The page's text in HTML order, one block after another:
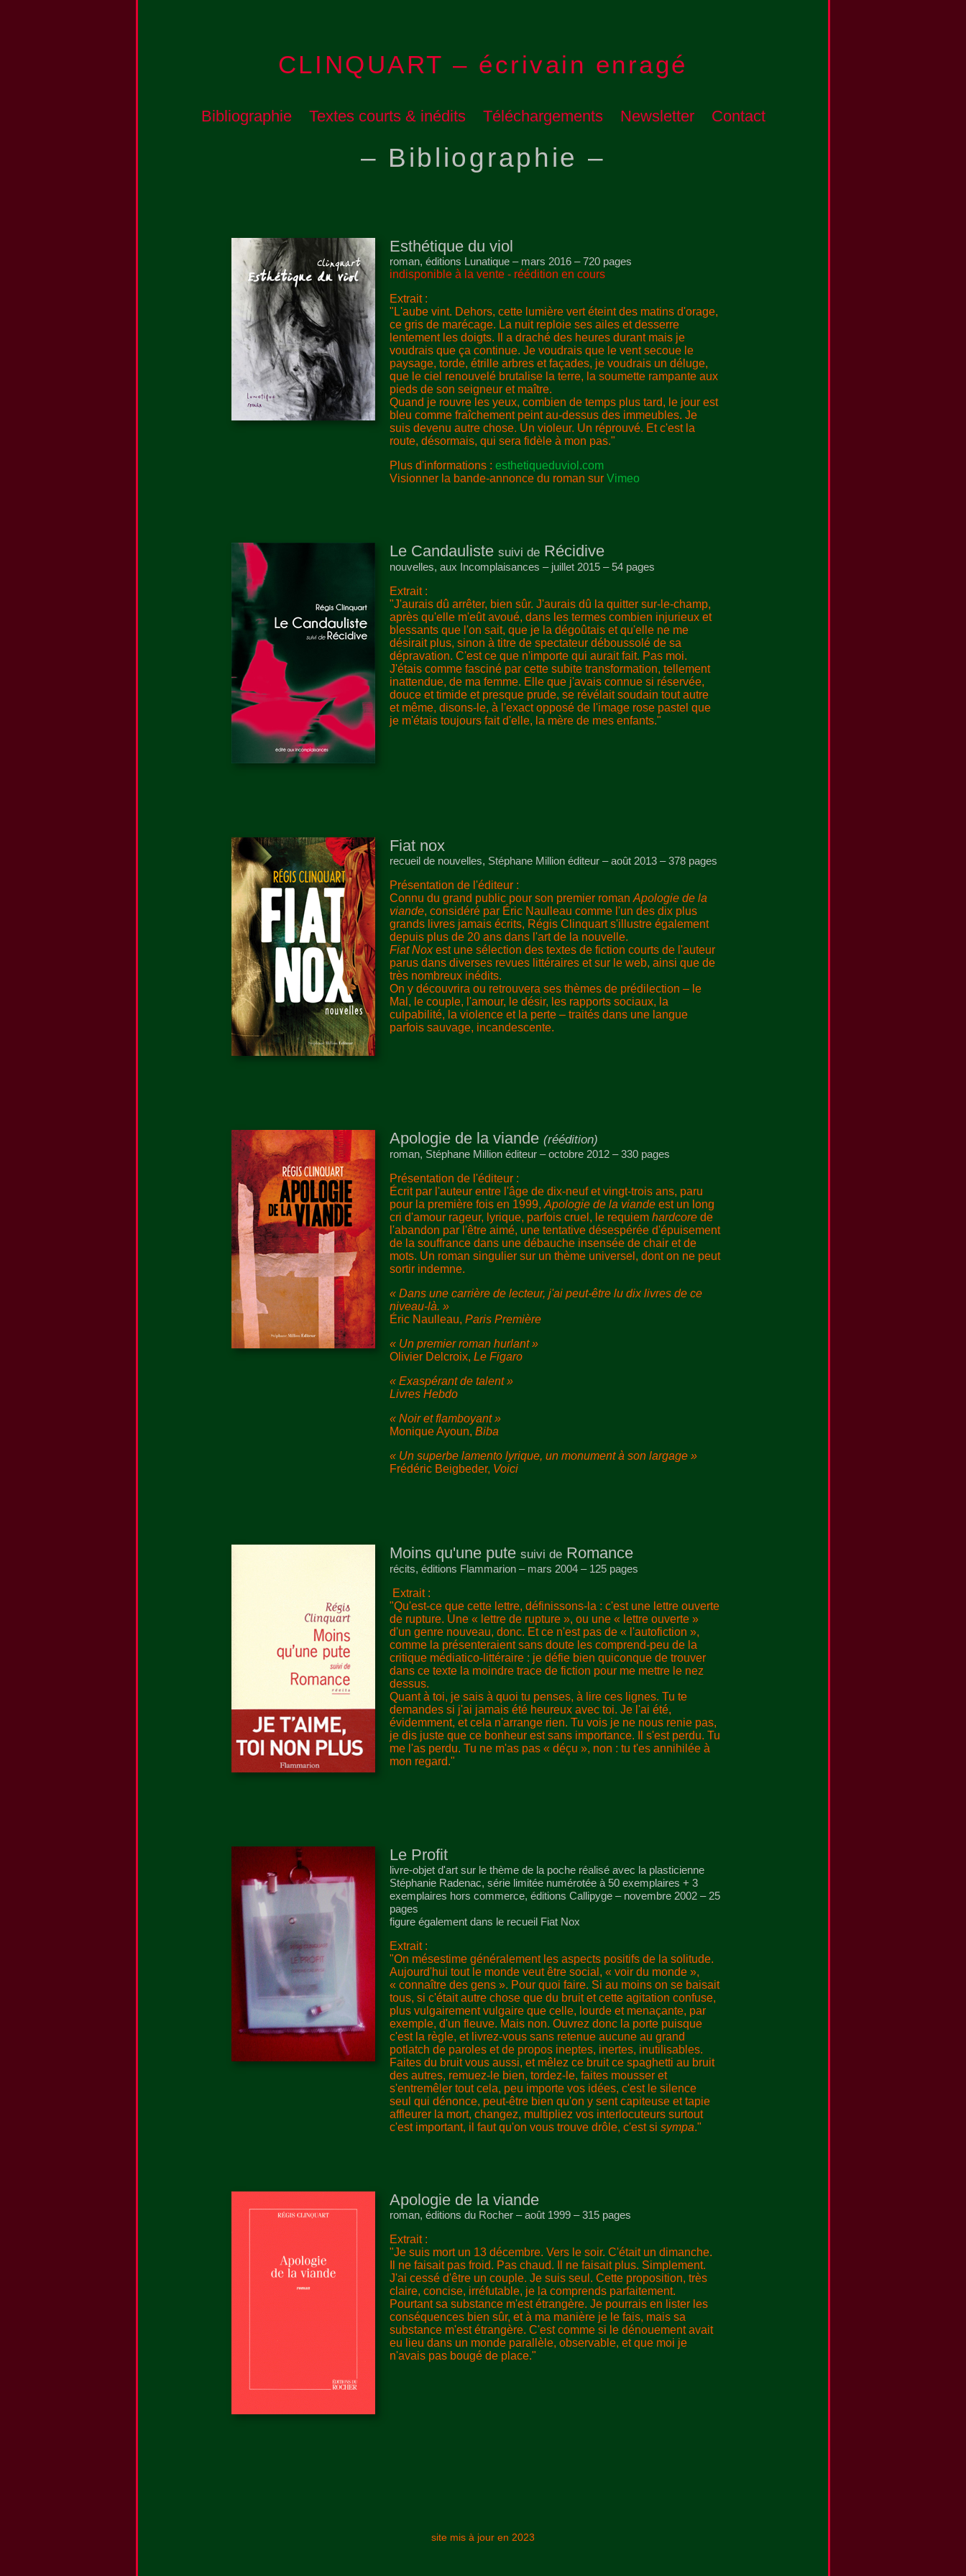
CLINQUART – écrivain enragé
Bibliographie Textes courts & inédits Téléchargements Newsletter Contact
– Bibliographie –
Esthétique du viol
roman, éditions Lunatique – mars 2016 – 720 pages
indisponible à la vente - réédition en cours
Extrait :
"L'aube vint. Dehors, cette lumière vert éteint des matins d'orage,
ce gris de marécage. La nuit reploie ses ailes et desserre
lentement les doigts. Il a draché des heures durant mais je
voudrais que ça continue. Je voudrais que le vent secoue le
paysage, torde, étrille arbres et façades, je voudrais un déluge,
que le ciel renouvelé brutalise la terre, la soumette rampante aux
pieds de son seigneur et maître.
Quand je rouvre les yeux, combien de temps plus tard, le jour est
bleu comme fraîchement peint au-dessus des immeubles. Je
suis devenu autre chose. Un violeur. Un réprouvé. Et c'est la
route, désormais, qui sera fidèle à mon pas."
Plus d'informations : esthetiqueduviol.com
Visionner la bande-annonce du roman sur Vimeo
Le Candauliste suivi de Récidive
nouvelles, aux Incomplaisances – juillet 2015 – 54 pages
Extrait :
"J'aurais dû arrêter, bien sûr. J'aurais dû la quitter sur-le-champ,
après qu'elle m'eût avoué, dans les termes combien injurieux et
blessants que l'on sait, que je la dégoûtais et qu'elle ne me
désirait plus, sinon à titre de spectateur déboussolé de sa
dépravation. C'est ce que n'importe qui aurait fait. Pas moi.
J'étais comme fasciné par cette subite transformation, tellement
inattendue, de ma femme. Elle que j'avais connue si réservée,
douce et timide et presque prude, se révélait soudain tout autre
et même, disons-le, à l'exact opposé de l'image rose pastel que
je m'étais toujours fait d'elle, la mère de mes enfants."
Fiat nox
recueil de nouvelles, Stéphane Million éditeur – août 2013 – 378 pages
Présentation de l'éditeur :
Connu du grand public pour son premier roman Apologie de la
viande, considéré par Éric Naulleau comme l'un des dix plus
grands livres jamais écrits, Régis Clinquart s'illustre également
depuis plus de 20 ans dans l'art de la nouvelle.
Fiat Noxest une sélection des textes de fiction courts de l'auteur
parus dans diverses revues littéraires et sur le web, ainsi que de
très nombreux inédits.
On y découvrira ou retrouvera ses thèmes de prédilection – le
Mal, le couple, l'amour, le désir, les rapports sociaux, la
culpabilité, la violence et la perte – traités dans une langue
parfois sauvage, incandescente.
Apologie de la viande (réédition)
roman, Stéphane Million éditeur – octobre 2012 – 330 pages
Présentation de l'éditeur :
Écrit par l'auteur entre l'âge de dix-neuf et vingt-trois ans, paru
pour la première fois en 1999, Apologie de la viande est un long
cri d'amour rageur, lyrique, parfois cruel, le requiem hardcore de
l'abandon par l'être aimé, une tentative désespérée d'épuisement
de la souffrance dans une débauche insensée de chair et de
mots. Un roman singulier sur un thème universel, dont on ne peut
sortir indemne.
« Dans une carrière de lecteur, j'ai peut-être lu dix livres de ce
niveau-là. »
Éric Naulleau, Paris Première
« Un premier roman hurlant »
Olivier Delcroix, Le Figaro
« Exaspérant de talent »
Livres Hebdo
« Noir et flamboyant »
Monique Ayoun, Biba
« Un superbe lamento lyrique, un monument à son largage »
Frédéric Beigbeder, Voici
Moins qu'une pute suivi de Romance
récits, éditions Flammarion – mars 2004 – 125 pages
Extrait :
"Qu'est-ce que cette lettre, définissons-la : c'est une lettre ouverte
de rupture. Une « lettre de rupture », ou une « lettre ouverte »
d'un genre nouveau, donc. Et ce n'est pas de « l'autofiction »,
comme la présenteraient sans doute les comprend-peu de la
critique médiatico-littéraire : je défie bien quiconque de trouver
dans ce texte la moindre trace de fiction pour me mettre le nez
dessus.
Quant à toi, je sais à quoi tu penses, à lire ces lignes. Tu te
demandes si j'ai jamais été heureux avec toi. Je l'ai été,
évidemment, et cela n'arrange rien. Tu vois je ne nous renie pas,
je dis juste que ce bonheur est sans importance. Il s'est perdu. Tu
me l'as perdu. Tu ne m'as pas « déçu », non : tu t'es annihilée à
mon regard."
Le Profit
livre-objet d'art sur le thème de la poche réalisé avec la plasticienne
Stéphanie Radenac, série limitée numérotée à 50 exemplaires + 3
exemplaires hors commerce, éditions Callipyge – novembre 2002 – 25
pages
figure également dans le recueil Fiat Nox
Extrait :
"On mésestime généralement les aspects positifs de la solitude.
Aujourd'hui tout le monde veut être social, « voir du monde »,
« connaître des gens ». Pour quoi faire. Si au moins on se baisait
tous, si c'était autre chose que du bruit et cette agitation confuse,
plus vulgairement vulgaire que celle, lourde et menaçante, par
exemple, d'un fleuve. Mais non. Ouvrez donc la porte puisque
c'est la règle, et livrez-vous sans retenue aucune au grand
potlatch de paroles et de propos ineptes, inertes, inutilisables.
Faites du bruit vous aussi, et mêlez ce bruit ce spaghetti au bruit
des autres, remuez-le bien, tordez-le, faites mousser et
s'entremêler tout cela, peu importe vos idées, c'est le silence
seul qui dénonce, peut-être bien qu'on y sent capiteuse et tapie
affleurer la mort, changez, multipliez vos interlocuteurs surtout
c'est important, il faut qu'on vous trouve drôle, c'est si sympa."
Apologie de la viande
roman, éditions du Rocher – août 1999 – 315 pages
Extrait :
"Je suis mort un 13 décembre. Vers le soir. C'était un dimanche.
Il ne faisait pas froid. Pas chaud. Il ne faisait plus. Simplement.
J'ai cessé d'être un couple. Je suis seul. Cette proposition, très
claire, concise, irréfutable, je la comprends parfaitement.
Pourtant sa substance m'est étrangère. Je pourrais en lister les
conséquences bien sûr, et à ma manière je le fais, mais sa
substance m'est étrangère. C'est comme si le dénouement avait
eu lieu dans un monde parallèle, observable, et que moi je
n'avais pas bougé de place."
site mis à jour en 2023